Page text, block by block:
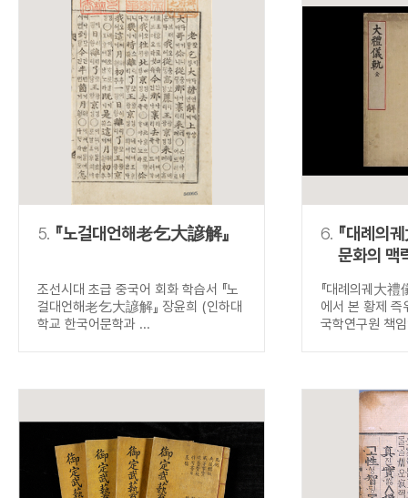
5. 『노걸대언해老乞大諺解』
조선시대 초급 중국어 회화 학습서 『노
걸대언해老乞大諺解』 장윤희 (인하대
학교 한국어문학과 ...
6. 『대례의
문화의 맥
즉위식
『대례의궤大禮
에서 본 황제 즉
국학연구원 책